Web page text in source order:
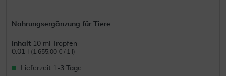
Nahrungsergänzung für Tiere
Inhalt 10 ml Tropfen
0.01 l
(1.655,00 € / 1 l)
Lieferzeit 1-3 Tage